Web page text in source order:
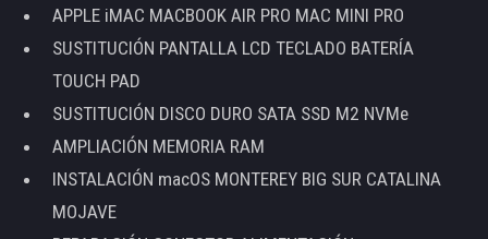
APPLE iMAC MACBOOK AIR PRO MAC MINI PRO
SUSTITUCIÓN PANTALLA LCD TECLADO BATERÍA
TOUCH PAD
SUSTITUCIÓN DISCO DURO SATA SSD M2 NVMe
AMPLIACIÓN MEMORIA RAM
INSTALACIÓN macOS MONTEREY BIG SUR CATALINA
MOJAVE